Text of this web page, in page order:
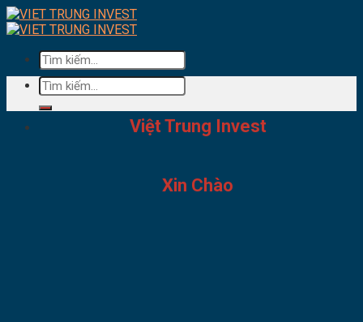
Skip
to
Tìm
kiếm:
Việt Trung Invest
Xin Chào
Tìm
kiếm: